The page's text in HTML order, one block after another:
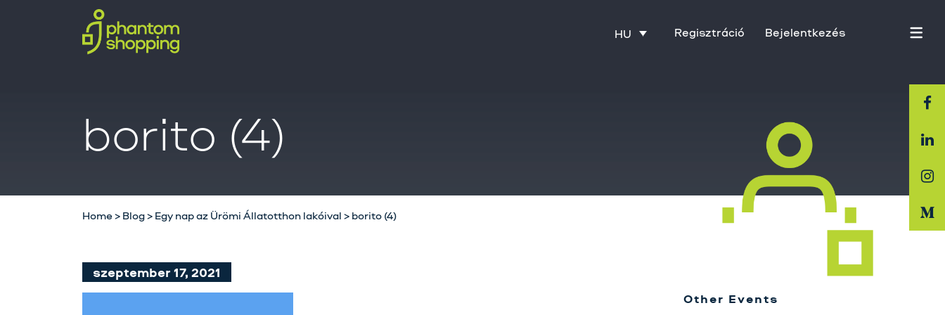
HU Regisztráció Bejelentkezés
Főoldal
Rólunk
Üzletágak
borito (4)
Home> Blog> Egy nap az Ürömi Állatotthon lakóival > borito (4)
szeptember 17, 2021
Other Events